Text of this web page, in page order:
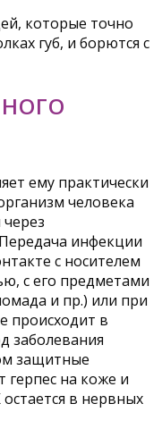
которые точно
губ, и борются с
ему практически
человека
инфекции
с носителем
с его предметами
и пр.) или при
происходит в
заболевания
защитные
на коже и
в нервных